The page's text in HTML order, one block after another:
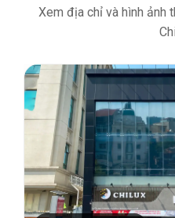
Xem địa chỉ và hình ảnh